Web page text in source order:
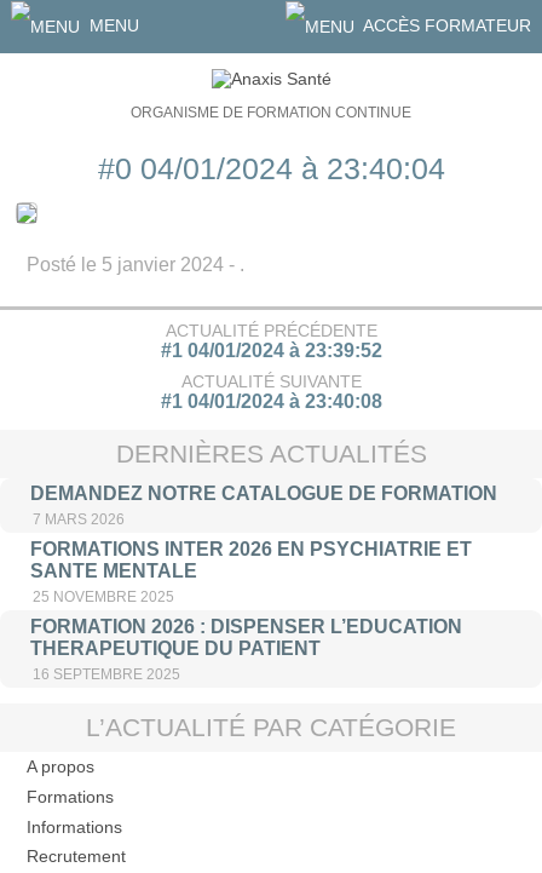
MENU ACCÈS FORMATEUR
ORGANISME DE FORMATION CONTINUE
#0 04/01/2024 à 23:40:04
Posté le 5 janvier 2024 - .
ACTUALITÉ PRÉCÉDENTE
#1 04/01/2024 à 23:39:52
ACTUALITÉ SUIVANTE
#1 04/01/2024 à 23:40:08
DERNIÈRES ACTUALITÉS
DEMANDEZ NOTRE CATALOGUE DE FORMATION
7 MARS 2026
FORMATIONS INTER 2026 EN PSYCHIATRIE ET
SANTE MENTALE
25 NOVEMBRE 2025
FORMATION 2026 : DISPENSER L’EDUCATION
THERAPEUTIQUE DU PATIENT
16 SEPTEMBRE 2025
L’ACTUALITÉ PAR CATÉGORIE
A propos
Formations
Informations
Recrutement